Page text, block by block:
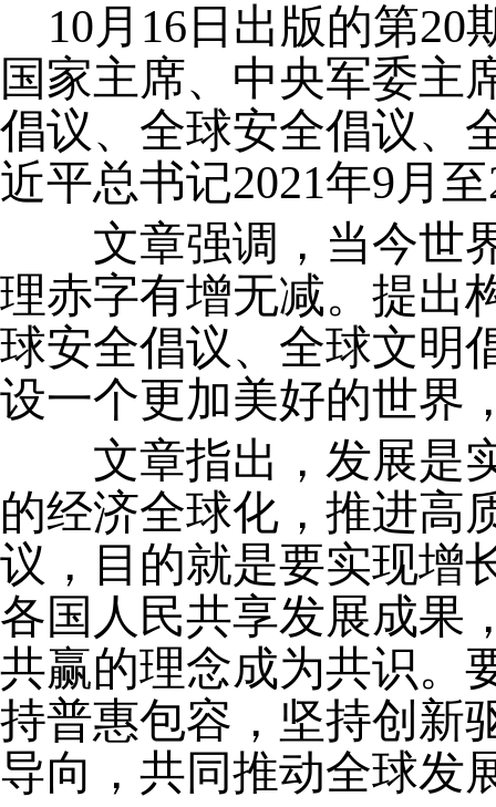
10月16日出版的第
国家主席、中央军委主
倡议、全球安全倡议、
近平总书记2021年9月
文章强调，当今世界
理赤字有增无减。提出
球安全倡议、全球文明
设一个更加美好的世界
文章指出，发展是实
的经济全球化，推进高
议，目的就是要实现增
各国人民共享发展成果
共赢的理念成为共识。
持普惠包容，坚持创新
导向，共同推动全球发